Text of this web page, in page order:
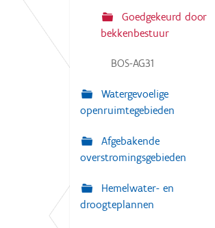
Goedgekeurd door
bekkenbestuur
BOS-AG31
Watergevoelige
openruimtegebieden
Afgebakende
overstromingsgebieden
Hemelwater- en
droogteplannen